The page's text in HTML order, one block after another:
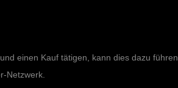
einen Kauf tätigen, kann dies dazu
Netzwerk.